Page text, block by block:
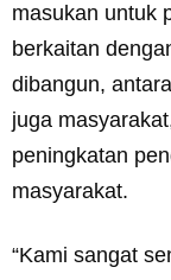
masukan untuk
berkaitan
dibangun,
juga
peningkatan
masyarakat.
“Kami sangat